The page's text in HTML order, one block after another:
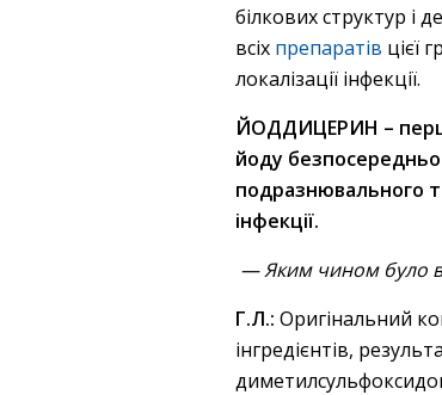
білкових структур і
всіх препаратів цієї
локалізації інфекції.
ЙОДДИЦЕРИН –
йоду
подразнювального
інфекції.
— Яким чином було
Г.Л.: Оригінальний
інгредієнтів,